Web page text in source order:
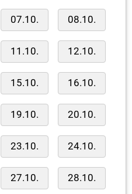
07.10. 08.10.
11.10. 12.10.
15.10. 16.10.
19.10. 20.10.
23.10. 24.10.
27.10. 28.10.